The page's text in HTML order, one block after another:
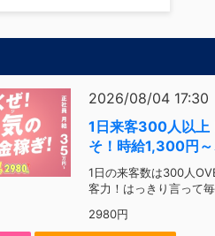
2026/08/04 17:30
1日来客300人以上
そ！時給1,300円
～！
1日の来客数は300人
客力！はっきり言って
します！アルバイトは時
2980円